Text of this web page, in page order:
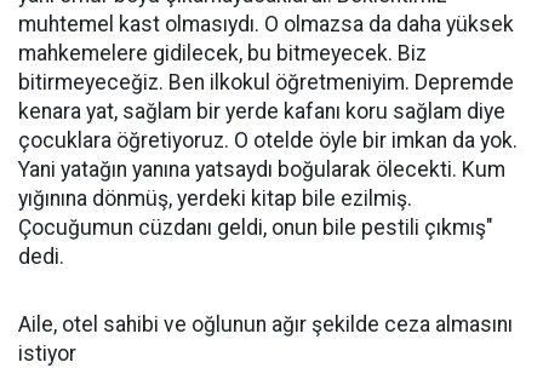
muhtemel kast olmasıydı. O olmazsa da daha yüksek
mahkemelere gidilecek, bu bitmeyecek. Biz
bitirmeyeceğiz. Ben ilkokul öğretmeniyim. Depremde
kenara yat, sağlam bir yerde kafanı koru sağlam diye
çocuklara öğretiyoruz. O otelde öyle bir imkan da yok.
Yani yatağın yanına yatsaydı boğularak ölecekti. Kum
yığınına dönmüş, yerdeki kitap bile ezilmiş.
Çocuğumun cüzdanı geldi, onun bile pestili çıkmış"
dedi.
Aile, otel sahibi ve oğlunun ağır şekilde ceza almasını
istiyor